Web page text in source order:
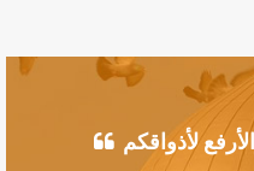
لأذواقكم